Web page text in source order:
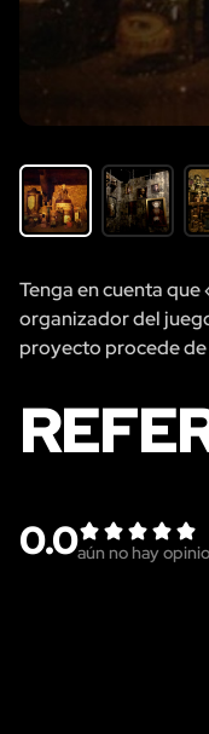
Tenga en cuenta
organizador del
proyecto procede
0.0aún no hay